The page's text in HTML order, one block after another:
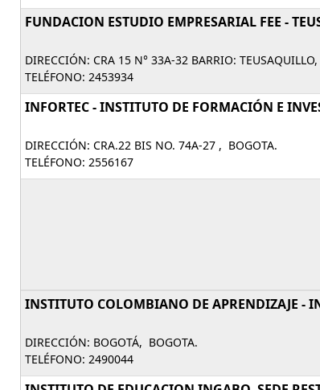
FUNDACION ESTUDIO EMPRESARIAL FEE -
DIRECCIÓN: CRA 15 N° 33A-32 BARRIO:
TELÉFONO: 2453934
INFORTEC - INSTITUTO DE FORMACIÓN E
DIRECCIÓN: CRA.22 BIS NO. 74A-27 , BOGOTA.
TELÉFONO: 2556167
INSTITUTO COLOMBIANO DE APRENDIZAJE -
DIRECCIÓN: BOGOTÁ, BOGOTA.
TELÉFONO: 2490044